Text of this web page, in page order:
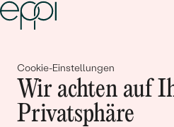
Cookie-Einstellungen
Wir achten auf
Privatsphäre
Gemeinsam
Geschichten von
Liebe